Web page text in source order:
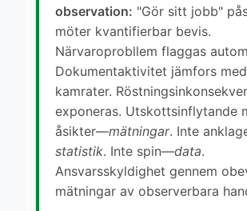
observation: "Gör sitt jobb"
möter kvantifierbar bevis.
Närvaroprobllem flaggas
Dokumentaktivitet jämfors med
kamrater.
exponeras. Utskottsinflytande
åsikter—mätningar. Inte
statistik. Inte spin—data.
Ansvarsskyldighet gennem
mätningar av observerbara